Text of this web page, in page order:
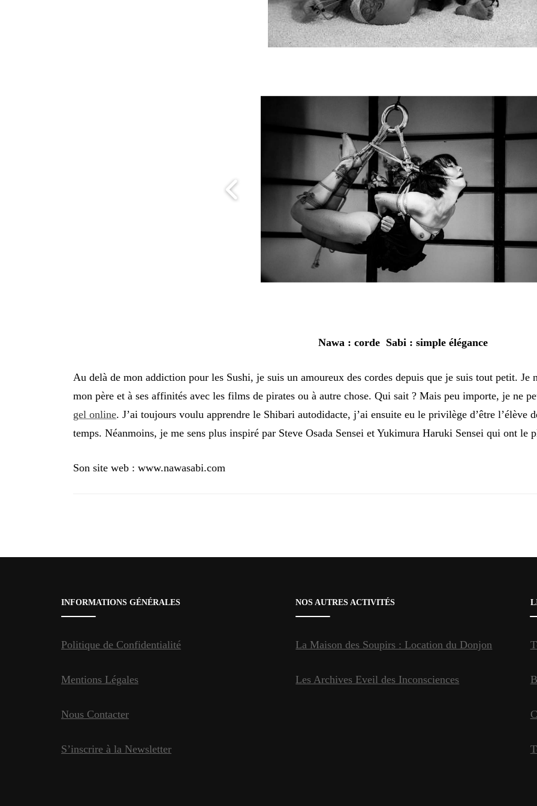
Nawa : corde Sabi : simple élégance
Au delà de mon addiction pour les Sushi, je suis un amoureux des cordes depuis que je suis tout petit. Je
mon père et à ses affinités avec les films de pirates ou à autre chose. Qui sait ? Mais peu importe, je ne
gel online. J’ai toujours voulu apprendre le Shibari autodidacte, j’ai ensuite eu le privilège d’être l’élève
temps. Néanmoins, je me sens plus inspiré par Steve Osada Sensei et Yukimura Haruki Sensei qui ont le
Son site web : www.nawasabi.com
INFORMATIONS GÉNÉRALES
Politique de Confidentialité
Mentions Légales
Nous Contacter
S’inscrire à la Newsletter
NOS AUTRES ACTIVITÉS
La Maison des Soupirs : Location du Donjon
Les Archives Eveil des Inconsciences